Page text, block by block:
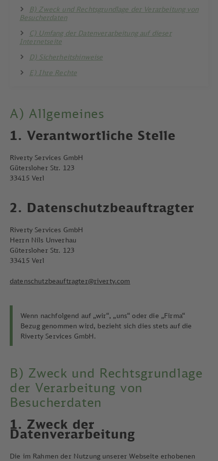
B) Zweck und Rechtsgrundlage der Verarbeitung von
Besucherdaten
C) Umfang der Datenverarbeitung auf dieser
Internetseite
D) Sicherheitshinweise
E) Ihre Rechte
A) Allgemeines
1. Verantwortliche Stelle
Riverty Services GmbH
Gütersloher Str. 123
33415 Verl
2. Datenschutzbeauftragter
Riverty Services GmbH
Herrn Nils Unverhau
Gütersloher Str. 123
33415 Verl
datenschutzbeauftragter@riverty.com
Wenn nachfolgend auf „wir“, „uns“ oder die „Firma“
Bezug genommen wird, bezieht sich dies stets auf die
Riverty Services GmbH.
B) Zweck und Rechtsgrundlage
der Verarbeitung von
Besucherdaten
1. Zweck der
Datenverarbeitung
Die im Rahmen der Nutzung unserer Webseite erhobenen